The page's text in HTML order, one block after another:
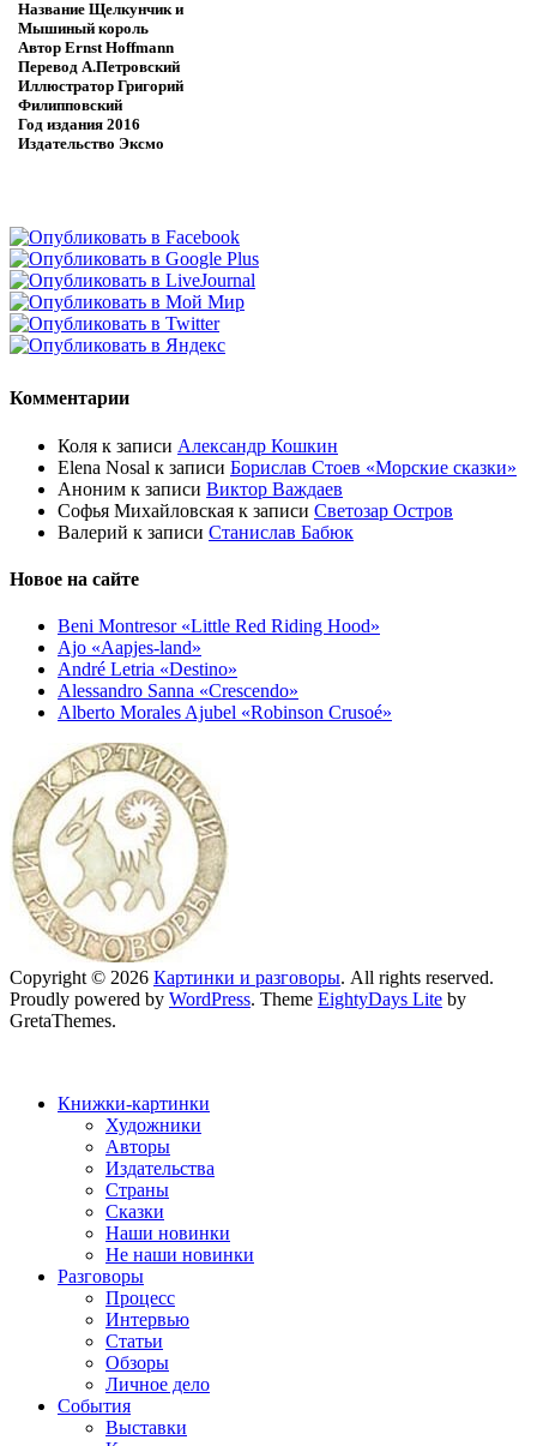
Название Щелкунчик и
Мышиный король
Автор Ernst Hoffmann
Перевод А.Петровский
Иллюстратор Григорий
Филипповский
Год издания 2016
Издательство Эксмо
Комментарии
Коля к записи Александр Кошкин
Elena Nosal к записи Борислав Стоев «Морские сказки»
Аноним к записи Виктор Важдаев
Софья Михайловская к записи Светозар Остров
Валерий к записи Станислав Бабюк
Новое на сайте
Beni Montresor «Little Red Riding Hood»
Ajo «Aapjes-land»
André Letria «Destino»
Alessandro Sanna «Crescendo»
Alberto Morales Ajubel «Robinson Crusoé»
Copyright © 2026 Картинки и разговоры. All rights reserved.
Proudly powered by WordPress. Theme EightyDays Lite by
GretaThemes.
Книжки-картинки
Художники
Авторы
Издательства
Страны
Сказки
Наши новинки
Не наши новинки
Разговоры
Процесс
Интервью
Статьи
Обзоры
Личное дело
События
Выставки